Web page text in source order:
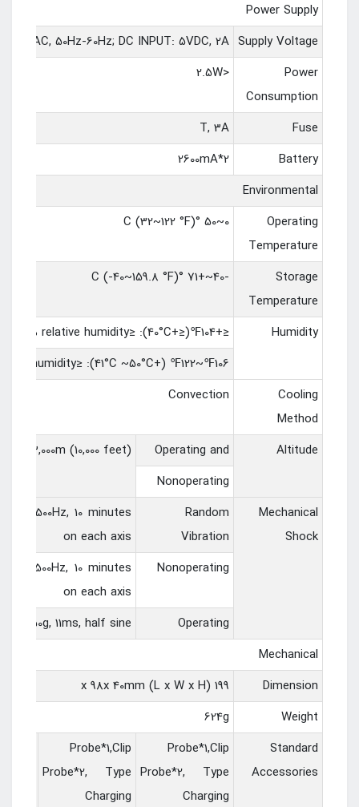
Power Supply
Supply Voltage
240VAC, 50Hz-60Hz; DC INPUT: 5VDC, 2A
Power
Consumption
<2.5W
Fuse
T, 3A
Battery
2600mA*2
Environmental
Operating
Temperature
0~50 °C (32~122 °F)
Storage
Temperature
-40~+71 °C (-40~159.8 °F)
Humidity
≤+104℉(≤+40°C): ≤90% relative humidity
106℉~122℉ (+41°C ~50°C): ≤60% relative humidity
Cooling
Method
Convection
Altitude
Operating and
3,000m (10,000 feet)
Nonoperating
Mechanical
Shock
Random
Vibration
to 500Hz, 10 minutes
on each axis
Nonoperating
to 500Hz, 10 minutes
on each axis
Operating
50g, 11ms, half sine
Mechanical
Dimension
199 x 98x 40mm (L x W x H)
Weight
624g
Standard
Accessories
Probe*1,Clip
Probe*2, Type
Charging
Probe*1,Clip
Probe*2, Type
Charging